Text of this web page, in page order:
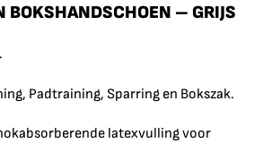
BOKSHANDSCHOEN – GRIJS
Padtraining, Sparring en Bokszak.
latexvulling voor